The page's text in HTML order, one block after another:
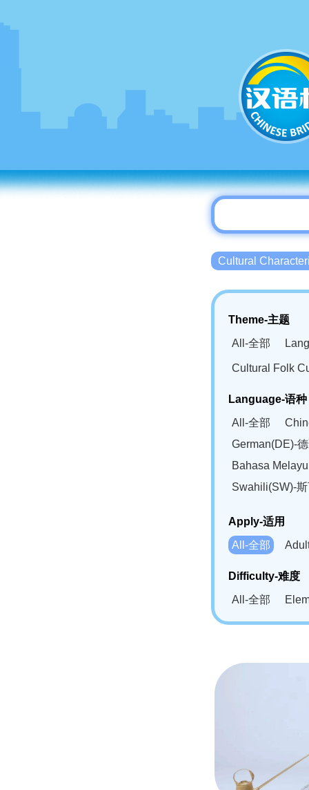
Cultural
Theme-主题
All-全部
Cultural Folk
Language-语种
All-全部
German(DE)-
Bahasa
Swahili(SW)-
Apply-适用
All-全部
Difficulty-难度
All-全部